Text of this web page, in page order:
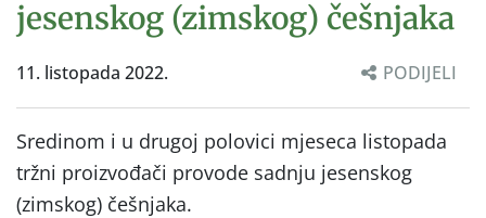
jesenskog (zimskog) češnjaka
11. listopada 2022. PODIJELI
Sredinom i u drugoj polovici mjeseca listopada
tržni proizvođači provode sadnju jesenskog
(zimskog) češnjaka.